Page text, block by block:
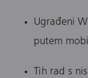
Ugrađeni
putem
Tih rad s